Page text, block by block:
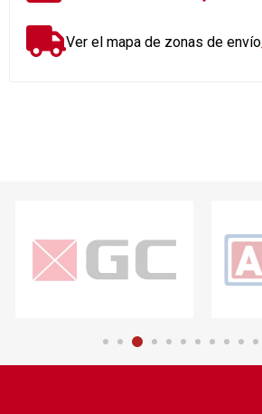
Ver el mapa de zonas de envío